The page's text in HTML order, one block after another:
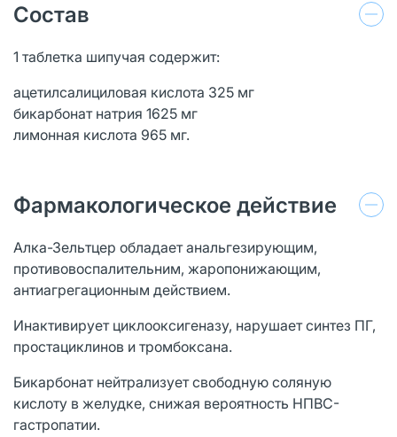
Состав
1 таблетка шипучая содержит:
ацетилсалициловая кислота 325 мг
бикарбонат натрия 1625 мг
лимонная кислота 965 мг.
Фармакологическое действие
Алка-Зельтцер обладает анальгезирующим,
противовоспалительним, жаропонижающим,
антиагрегационным действием.
Инактивирует циклооксигеназу, нарушает синтез ПГ,
простациклинов и тромбоксана.
Бикарбонат нейтрализует свободную соляную
кислоту в желудке, снижая вероятность НПВС-
гастропатии.